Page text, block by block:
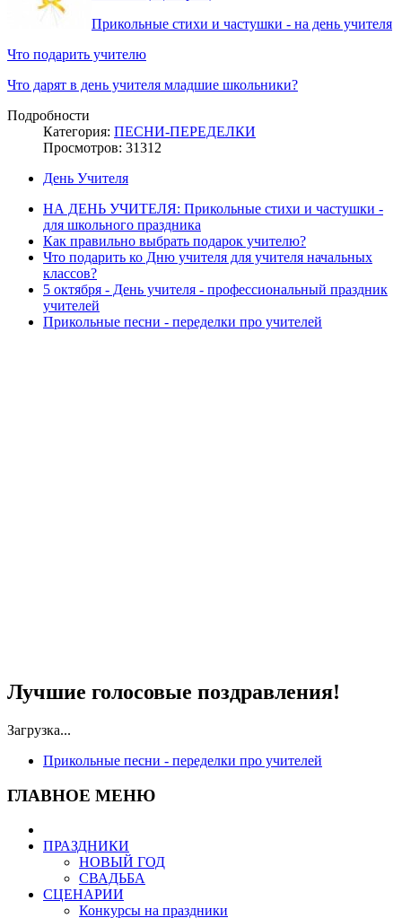
Прикольные стихи и частушки - на день учителя
Что подарить учителю
Что дарят в день учителя младшие школьники?
Подробности
Категория: ПЕСНИ-ПЕРЕДЕЛКИ
Просмотров: 31312
День Учителя
НА ДЕНЬ УЧИТЕЛЯ: Прикольные стихи и частушки -
для школьного праздника
Как правильно выбрать подарок учителю?
Что подарить ко Дню учителя для учителя начальных
классов?
5 октября - День учителя - профессиональный праздник
учителей
Прикольные песни - переделки про учителей
Лучшие голосовые поздравления!
Загрузка...
Прикольные песни - переделки про учителей
ГЛАВНОЕ МЕНЮ
ПРАЗДНИКИ
НОВЫЙ ГОД
СВАДЬБА
СЦЕНАРИИ
Конкурсы на праздники